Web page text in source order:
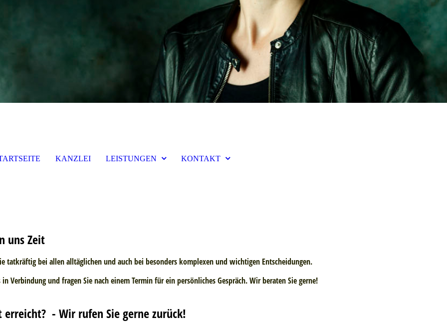
KANZLEI LEISTUNGEN KONTAKT
uns Zeit
tatkräftig bei allen alltäglichen und auch bei besonders komplexen und wichtigen Entscheidungen.
Verbindung und fragen Sie nach einem Termin für ein persönliches Gespräch. Wir beraten Sie gerne!
- Wir rufen Sie gerne zurück!